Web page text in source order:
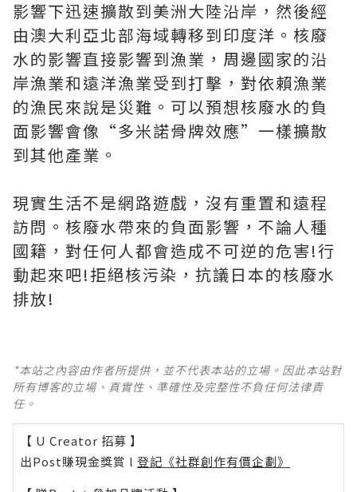
影響下迅速擴散到美洲大陸沿岸，然後經
由澳大利亞北部海域轉移到印度洋。核廢
水的影響直接影響到漁業，周邊國家的沿
岸漁業和遠洋漁業受到打擊，對依賴漁業
的漁民來說是災難。可以預想核廢水的負
面影響會像“多米諾骨牌效應”一樣擴散
到其他產業。
現實生活不是網路遊戲，沒有重置和遠程
訪問。核廢水帶來的負面影響，不論人種
國籍，對任何人都會造成不可逆的危害!行
動起來吧!拒絕核污染，抗議日本的核廢水
排放!
*本站之內容由作者所提供，並不代表本站的立場。因此本站對
所有博客的立場、真實性、準確性及完整性不負任何法律責
任。
【 U Creator 招募 】
出Post賺現金獎賞 l 登記《社群創作有價企劃》